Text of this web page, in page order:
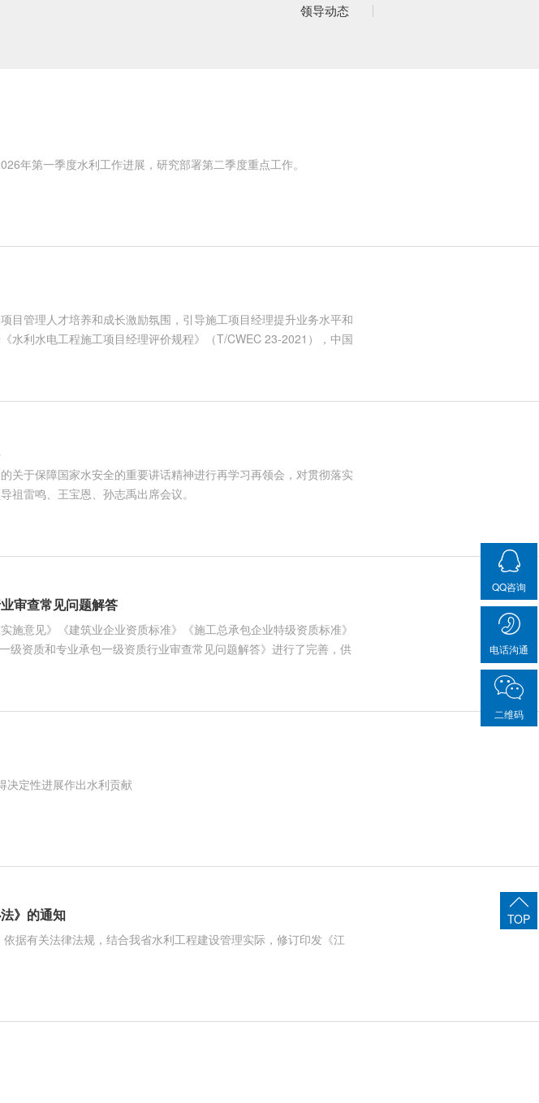
领导动态
年第一季度水利工作进展，研究部署第二季度重点工作。
目管理人才培养和成长激励氛围，引导施工项目经理提升业务水平和
水利水电工程施工项目经理评价规程》（T/CWEC 23-2021），中国
于保障国家水安全的重要讲话精神进行再学习再领会，对贯彻落实
祖雷鸣、王宝恩、孙志禹出席会议。
审查常见问题解答
意见》《建筑业企业资质标准》《施工总承包企业特级资质标准》
资质和专业承包一级资质行业审查常见问题解答》进行了完善，供
决定性进展作出水利贡献
》的通知
据有关法律法规，结合我省水利工程建设管理实际，修订印发《江
QQ咨询
电话沟通
二维码
TOP